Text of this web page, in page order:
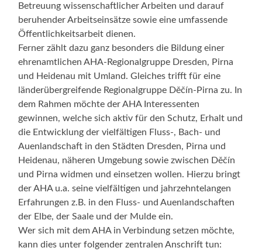
Betreuung wissenschaftlicher Arbeiten und darauf
beruhender Arbeitseinsätze sowie eine umfassende
Öffentlichkeitsarbeit dienen.
Ferner zählt dazu ganz besonders die Bildung einer
ehrenamtlichen AHA-Regionalgruppe Dresden, Pirna
und Heidenau mit Umland. Gleiches trifft für eine
länderübergreifende Regionalgruppe Děčín-Pirna zu. In
dem Rahmen möchte der AHA Interessenten
gewinnen, welche sich aktiv für den Schutz, Erhalt und
die Entwicklung der vielfältigen Fluss-, Bach- und
Auenlandschaft in den Städten Dresden, Pirna und
Heidenau, näheren Umgebung sowie zwischen Děčín
und Pirna widmen und einsetzen wollen. Hierzu bringt
der AHA u.a. seine vielfältigen und jahrzehntelangen
Erfahrungen z.B. in den Fluss- und Auenlandschaften
der Elbe, der Saale und der Mulde ein.
Wer sich mit dem AHA in Verbindung setzen möchte,
kann dies unter folgender zentralen Anschrift tun: